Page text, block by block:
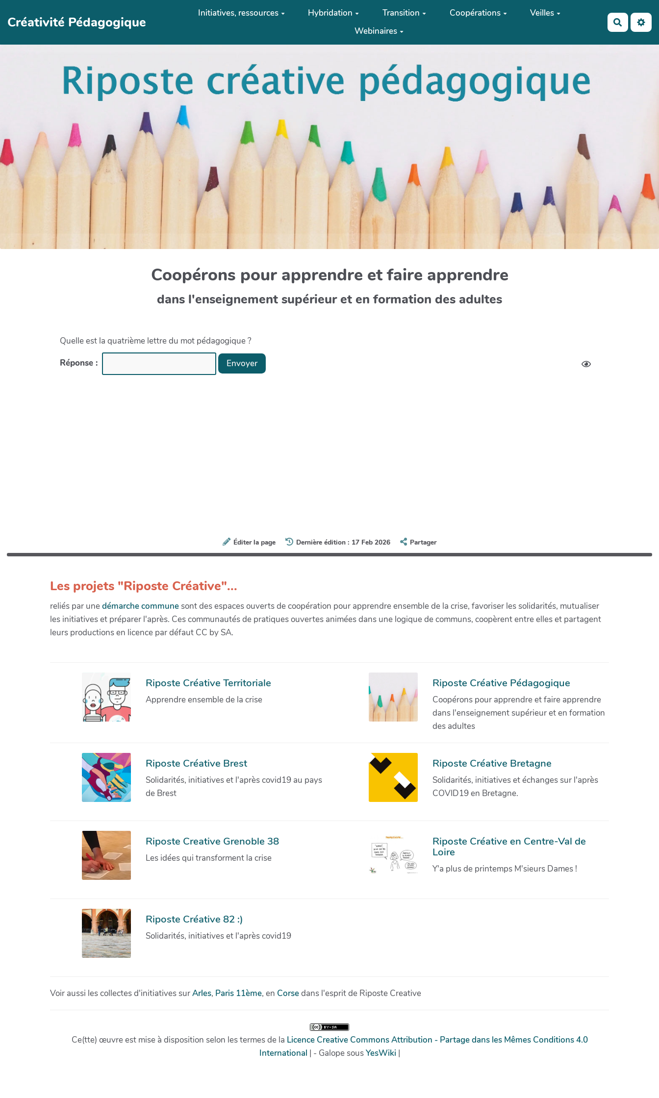
Créativité Pédagogique
Initiatives, ressources Hybridation Transition Coopérations
Veilles
Webinaires
Coopérons pour apprendre et faire apprendre
dans l'enseignement supérieur et en formation des adultes
Quelle est la quatrième lettre du mot pédagogique ?
Réponse :
Envoyer
Éditer la page Dernière édition : 17 Feb 2026 Partager